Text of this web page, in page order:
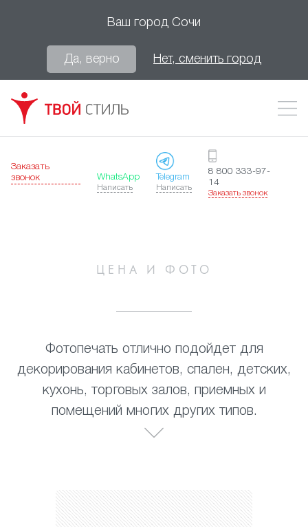
Ваш город Сочи
Да, верно Нет, сменить город
Заказать
звонок
WhatsApp
Написать
Telegram
Написать
8 800 333-97-
14
Заказать звонок
ЦЕНА И ФОТО
Фотопечать отлично подойдет для
декорирования кабинетов, спален, детских,
кухонь, торговых залов, приемных и
помещений многих других типов.